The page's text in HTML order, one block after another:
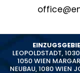
LEOPOLDSTADT,
1050 WIEN
NEUBAU,1080 WIEN